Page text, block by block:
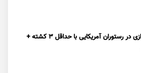
تیراندازی در رستوران آمریکایی با حداقل ۳ کشته +